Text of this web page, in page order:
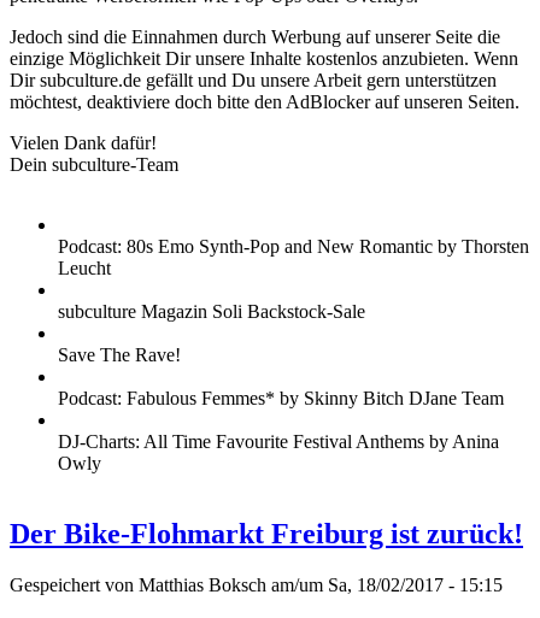
Jedoch sind die Einnahmen durch Werbung auf unserer Seite die
einzige Möglichkeit Dir unsere Inhalte kostenlos anzubieten. Wenn
Dir subculture.de gefällt und Du unsere Arbeit gern unterstützen
möchtest, deaktiviere doch bitte den AdBlocker auf unseren Seiten.
Vielen Dank dafür!
Dein subculture-Team
Podcast: 80s Emo Synth-Pop and New Romantic by Thorsten
Leucht
subculture Magazin Soli Backstock-Sale
Save The Rave!
Podcast: Fabulous Femmes* by Skinny Bitch DJane Team
DJ-Charts: All Time Favourite Festival Anthems by Anina
Owly
Der Bike-Flohmarkt Freiburg ist zurück!
Gespeichert von Matthias Boksch am/um Sa, 18/02/2017 - 15:15